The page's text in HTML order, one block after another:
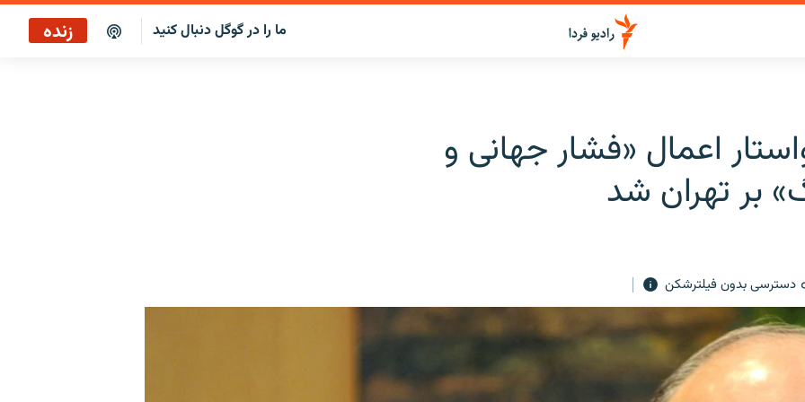
ما را در گوگل دنبال کنید زنده
اعمال «فشار جهانی و
بر تهران شد
دسترسی بدون فیلترشکن